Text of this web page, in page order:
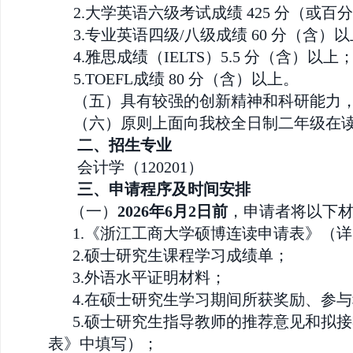
2.大学英语六级考试成绩 425 分（或百
3.专业英语四级/八级成绩 60 分（含）
4.雅思成绩（IELTS）5.5 分（含）以上
5.TOEFL成绩 80 分（含）以上。
（五）具有较强的创新精神和科研能
（六）原则上面向我校全日制二年级
二、招生专业
会计学（120201）
三、申请程序及时间安排
（一） 2026年6月2日 前 ，申请者将以下
1.《浙江工商大学硕博连读申请表》（
2.硕士研究生课程学习成绩单；
3.外语水平证明材料；
4.在硕士研究生学习期间所获奖励、参
5.硕士研究生指导教师的推荐意见和拟
表》中填写）；